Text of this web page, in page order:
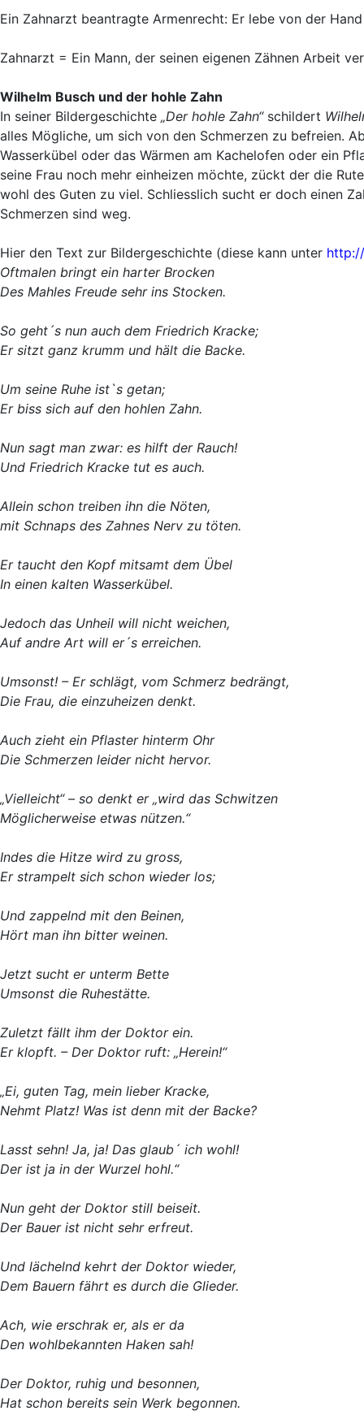
Ein Zahnarzt beantragte Armenrecht: Er lebe von der
Zahnarzt = Ein Mann, der seinen eigenen Zähnen Arbeit
Wilhelm Busch und der hohle Zahn
In seiner Bildergeschichte „Der hohle Zahn“schildert
alles Mögliche, um sich von den Schmerzen zu befreien.
Wasserkübel oder das Wärmen am Kachelofen oder ein
seine Frau noch mehr einheizen möchte, zückt der die
wohl des Guten zu viel. Schliesslich sucht er doch einen
Schmerzen sind weg.
Hier den Text zur Bildergeschichte (diese kann unter
Oftmalen bringt ein harter Brocken
Des Mahles Freude sehr ins Stocken.
So geht´s nun auch dem Friedrich Kracke;
Er sitzt ganz krumm und hält die Backe.
Um seine Ruhe ist`s getan;
Er biss sich auf den hohlen Zahn.
Nun sagt man zwar: es hilft der Rauch!
Und Friedrich Kracke tut es auch.
Allein schon treiben ihn die Nöten,
mit Schnaps des Zahnes Nerv zu töten.
Er taucht den Kopf mitsamt dem Übel
In einen kalten Wasserkübel.
Jedoch das Unheil will nicht weichen,
Auf andre Art will er´s erreichen.
Umsonst! – Er schlägt, vom Schmerz bedrängt,
Die Frau, die einzuheizen denkt.
Auch zieht ein Pflaster hinterm Ohr
Die Schmerzen leider nicht hervor.
„Vielleicht“ – so denkt er „wird das Schwitzen
Möglicherweise etwas nützen.“
Indes die Hitze wird zu gross,
Er strampelt sich schon wieder los;
Und zappelnd mit den Beinen,
Hört man ihn bitter weinen.
Jetzt sucht er unterm Bette
Umsonst die Ruhestätte.
Zuletzt fällt ihm der Doktor ein.
Er klopft. – Der Doktor ruft: „Herein!“
„Ei, guten Tag, mein lieber Kracke,
Nehmt Platz! Was ist denn mit der Backe?
Lasst sehn! Ja, ja! Das glaub´ ich wohl!
Der ist ja in der Wurzel hohl.“
Nun geht der Doktor still beiseit.
Der Bauer ist nicht sehr erfreut.
Und lächelnd kehrt der Doktor wieder,
Dem Bauern fährt es durch die Glieder.
Ach, wie erschrak er, als er da
Den wohlbekannten Haken sah!
Der Doktor, ruhig und besonnen,
Hat schon bereits sein Werk begonnen.